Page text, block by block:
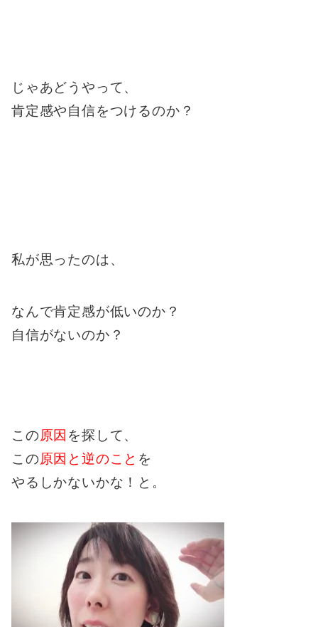
じゃあどうやって、
肯定感や自信をつけるのか？
私が思ったのは、
なんで肯定感が低いのか？
自信がないのか？
この原因 を探して、
この原因と逆のこと を
やるしかないかな！と。